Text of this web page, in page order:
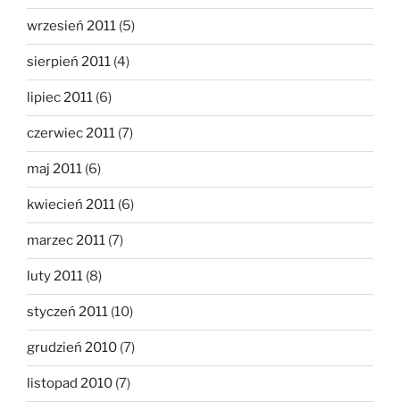
wrzesień 2011 (5)
sierpień 2011 (4)
lipiec 2011 (6)
czerwiec 2011 (7)
maj 2011 (6)
kwiecień 2011 (6)
marzec 2011 (7)
luty 2011 (8)
styczeń 2011 (10)
grudzień 2010 (7)
listopad 2010 (7)